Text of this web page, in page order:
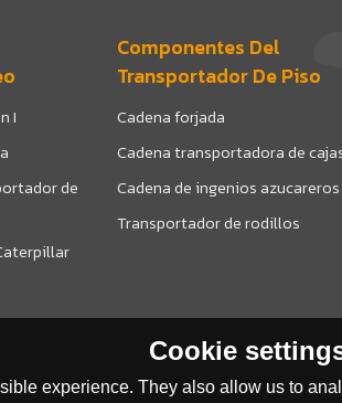
I
de
Componentes Del
Transportador De Piso
Cadena forjada
Cadena transportadora de
Cadena de ingenios azucareros
Transportador de rodillos
Cookie
experience. They also allow us to